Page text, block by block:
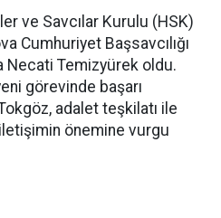
ve Savcılar Kurulu (HSK)
Cumhuriyet Başsavcılığı
Necati Temizyürek oldu.
görevinde başarı
adalet teşkilatı ile
iletişimin önemine vurgu